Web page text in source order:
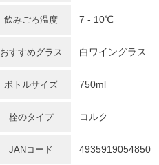
飲みごろ温度 7 - 10℃
おすすめグラス 白ワイングラス
ボトルサイズ 750ml
栓のタイプ コルク
JANコード 4935919054850